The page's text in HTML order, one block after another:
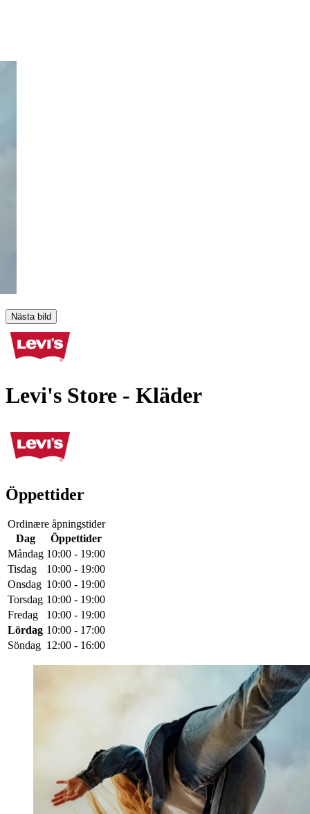
Nästa bild
Levi's Store - Kläder
Öppettider
Ordinære åpningstider
Dag
Öppettider
Måndag 10:00 - 19:00
Tisdag
10:00 - 19:00
Onsdag 10:00 - 19:00
Torsdag 10:00 - 19:00
Fredag
10:00 - 19:00
Lördag 10:00 - 17:00
Söndag 12:00 - 16:00